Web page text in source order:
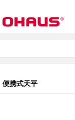
携式天平